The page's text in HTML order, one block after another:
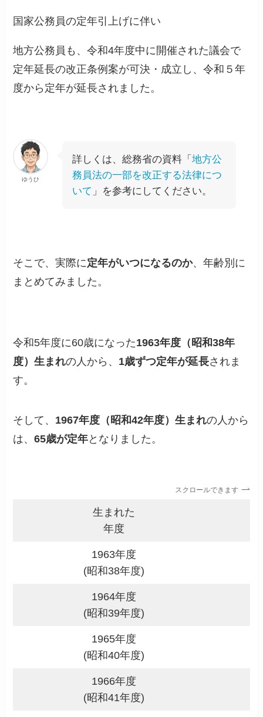
国家公務員の定年引上げに伴い
地方公務員も、令和4年度中に開催された議会で
定年延長の改正条例案が可決・成立し、令和５年
度から定年が延長されました。
ゆうひ
詳しくは、総務省の資料「地方公
務員法の一部を改正する法律につ
いて 」を参考にしてください。
そこで、実際に定年がいつになるのか、年齢別に
まとめてみました。
令和5年度に60歳になった1963年度（昭和38年
度）生まれの人から、 1歳ずつ定年が延長されま
す。
そして、 1967年度（昭和42年度）生まれの人から
は、65歳が定年となりました。
スクロールできます
生まれた
年度
1963年度
(昭和38年度)
1964年度
(昭和39年度)
1965年度
(昭和40年度)
1966年度
(昭和41年度)